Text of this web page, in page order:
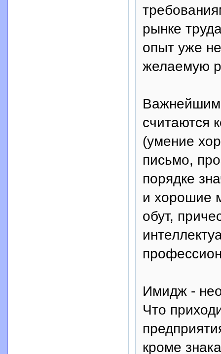
рынке
опыт уже
желаемую
считаются
(умение
письмо,
порядке
и хорошие
обут,
Имидж -
Что
кроме